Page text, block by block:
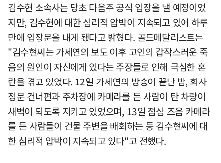
김수현 소속사는 당초 다음주 공식 입장을 낼 예정이었
지만, 김수현에 대한 심리적 압박이 지속되고 있어 하루
만에 입장문을 내게 됐다고 밝혔다. 골드메달리스트는
"김수현씨는 가세연의 보도 이후 고인의 갑작스러운 죽
음의 원인이 자신에게 있다는 주장들로 인해 극심한 혼
란을 겪고 있었다. 12일 가세연의 방송이 끝난 밤, 회사
정문 건너편과 주차장에 카메라를 든 사람이 탄 차량이
새벽이 되도록 지키고 있었으며, 13일 점심 즈음 카메라
를 든 사람들이 건물 주변을 배회하는 등 김수현씨에 대
한 심리적 압박이 지속되고 있다"고 전했다.